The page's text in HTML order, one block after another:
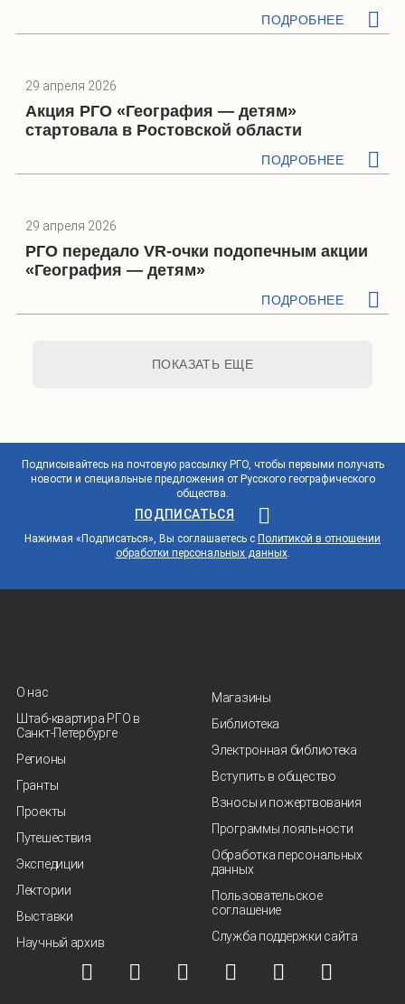
ПОДРОБНЕЕ
29 апреля 2026
Акция РГО «География — детям»
стартовала в Ростовской области
ПОДРОБНЕЕ
29 апреля 2026
РГО передало VR-очки подопечным акции
«География — детям»
ПОДРОБНЕЕ
ПОКАЗАТЬ ЕЩЕ
Подписывайтесь на почтовую рассылку РГО, чтобы первыми получать
новости и специальные предложения от Русского географического
общества.
ПОДПИСАТЬСЯ
Нажимая «Подписаться», Вы соглашаетесь с Политикой в отношении
обработки персональных данных.
О нас
Штаб-квартира РГО в
Санкт‑Петербурге
Регионы
Гранты
Проекты
Путешествия
Экспедиции
Лектории
Выставки
Научный архив
Магазины
Библиотека
Электронная библиотека
Вступить в общество
Взносы и пожертвования
Программы лояльности
Обработка персональных
данных
Пользовательское
соглашение
Служба поддержки сайта